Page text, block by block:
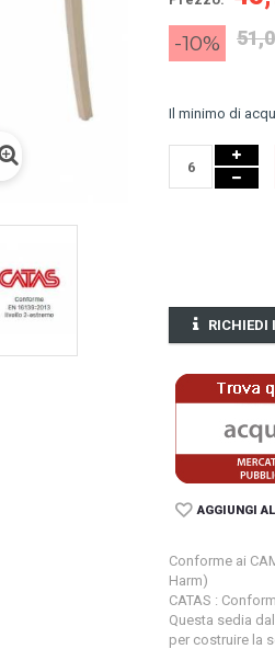
-10%
Il minimo di
RICHIEDI
AGGIUNGI
Conforme ai
Harm)
CATAS :
Questa sedia
per costruire la